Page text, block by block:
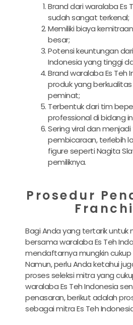
Brand dari waralaba Es
sudah sangat terkenal;
Memiliki biaya
besar;
Potensi keuntungan
Indonesia yang tinggi
Brand waralaba Es Teh
produk yang
peminat;
Terbentuk dari tim
professional di bidang
Sering viral dan
pembicaraan, terlebih
figure seperti Nagita
pemiliknya.
Prosedur
Bagi Anda yang tertarik untuk
bersama waralaba Es Teh
mendaftarnya mungkin
Namun, perlu Anda ketahui
proses seleksi mitra yang
waralaba Es Teh Indonesia
penasaran, berikut adalah
sebagai mitra Es Teh